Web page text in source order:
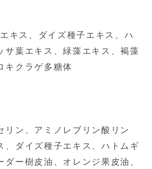
キス、ダイズ種子エキス、ハ
サ葉エキス、緑藻エキス、褐藻
キクラゲ多糖体
リン、アミノレブリン酸リン
、ダイズ種子エキス、ハトムギ
ー樹皮油、オレンジ果皮油、